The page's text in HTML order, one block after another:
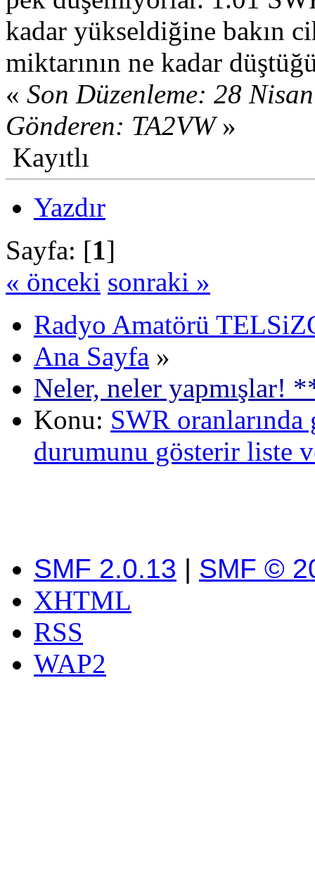
kadar yükseldiğine bakın
miktarının ne kadar
« Son Düzenleme: 28
Gönderen: TA2VW»
Kayıtlı
Yazdır
Sayfa: [1]
« önceki sonraki »
Radyo Amatörü
Ana Sayfa »
Neler, neler yapmışlar!
Konu: SWR oranlarında
durumunu gösterir liste
SMF 2.0.13 | SMF ©
XHTML
RSS
WAP2